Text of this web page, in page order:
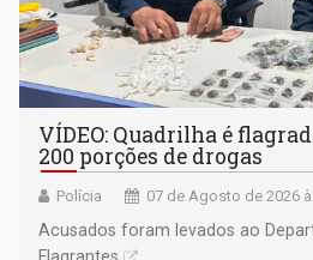
VÍDEO: Quadrilha é
200 porções de drogas
Polícia 07 de Agosto de 2026
Acusados foram levados ao
Flagrantes